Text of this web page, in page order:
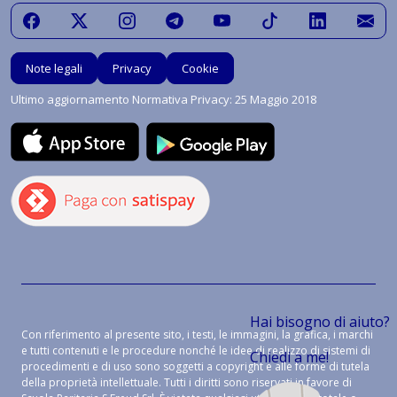
Hai bisogno di aiuto?
Chiedi a me!
Note legali Privacy
Cookie
Ultimo aggiornamento Normativa Privacy: 25 Maggio 2018
Con riferimento al presente sito, i testi, le immagini, la grafica, i marchi
e tutti contenuti e le procedure nonché le idee di realizzo di sistemi di
procedimenti e di uso sono soggetti a copyright e alle forme di tutela
della proprietà intellettuale. Tutti i diritti sono riservati in favore di